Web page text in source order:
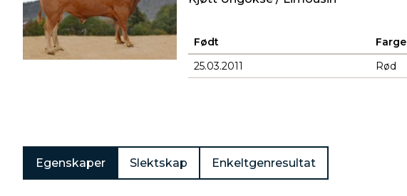
Født Farge
25.03.2011
Rød
Egenskaper Slektskap Enkeltgenresultat